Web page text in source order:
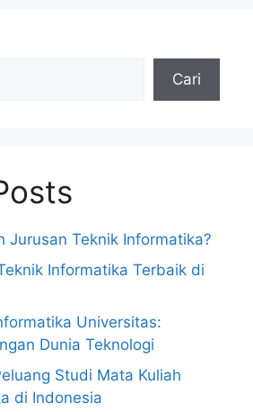
Cari
Jurusan Teknik Informatika?
Informatika Terbaik di
Universitas:
Dunia Teknologi
Studi Mata Kuliah
di Indonesia